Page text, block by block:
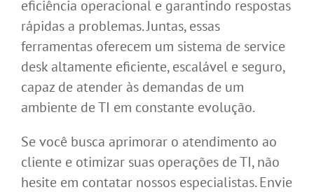
eficiência operacional e garantindo respostas
rápidas a problemas. Juntas, essas
ferramentas oferecem um sistema de service
desk altamente eficiente, escalável e seguro,
capaz de atender às demandas de um
ambiente de TI em constante evolução.
Se você busca aprimorar o atendimento ao
cliente e otimizar suas operações de TI, não
hesite em contatar nossos especialistas. Envie